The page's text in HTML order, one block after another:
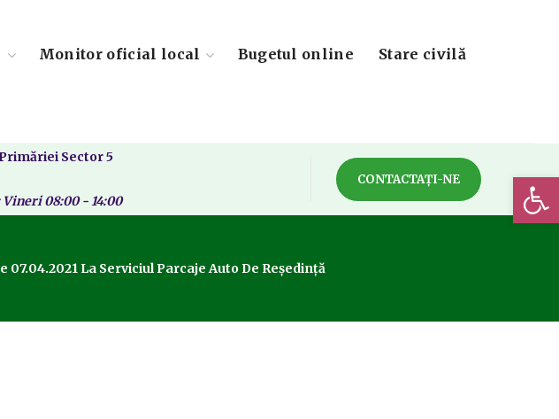
Monitor oficial local Bugetul online Stare civilă
Sector 5
08:00 - 14:00
CONTACTAȚI-NE
07.04.2021 La Serviciul Parcaje Auto De Reședință